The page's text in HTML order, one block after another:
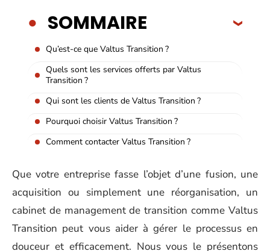
SOMMAIRE
Qu’est-ce que Valtus Transition ?
Quels sont les services offerts par Valtus
Transition ?
Qui sont les clients de Valtus Transition ?
Pourquoi choisir Valtus Transition ?
Comment contacter Valtus Transition ?
Que votre entreprise fasse l’objet d’une fusion, une
acquisition ou simplement une réorganisation, un
cabinet de management de transition comme Valtus
Transition peut vous aider à gérer le processus en
douceur et efficacement. Nous vous le présentons